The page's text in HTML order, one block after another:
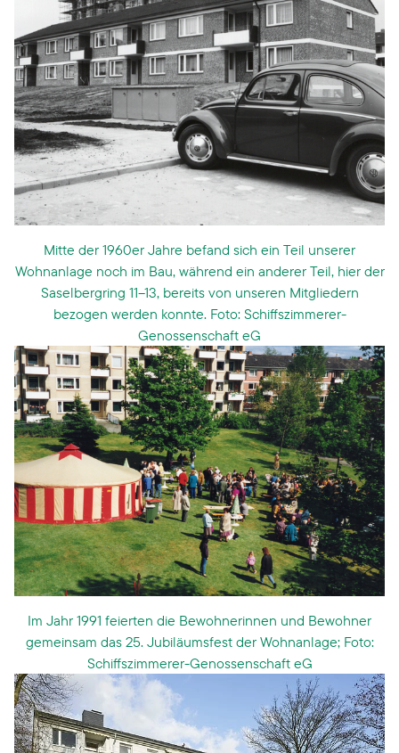
Mitte der 1960er Jahre befand sich ein Teil unserer
Wohnanlage noch im Bau, während ein anderer Teil, hier der
Saselbergring 11–13, bereits von unseren Mitgliedern
bezogen werden konnte. Foto: Schiffszimmerer-
Genossenschaft eG
Im Jahr 1991 feierten die Bewohnerinnen und Bewohner
gemeinsam das 25. Jubiläumsfest der Wohnanlage; Foto:
Schiffszimmerer-Genossenschaft eG